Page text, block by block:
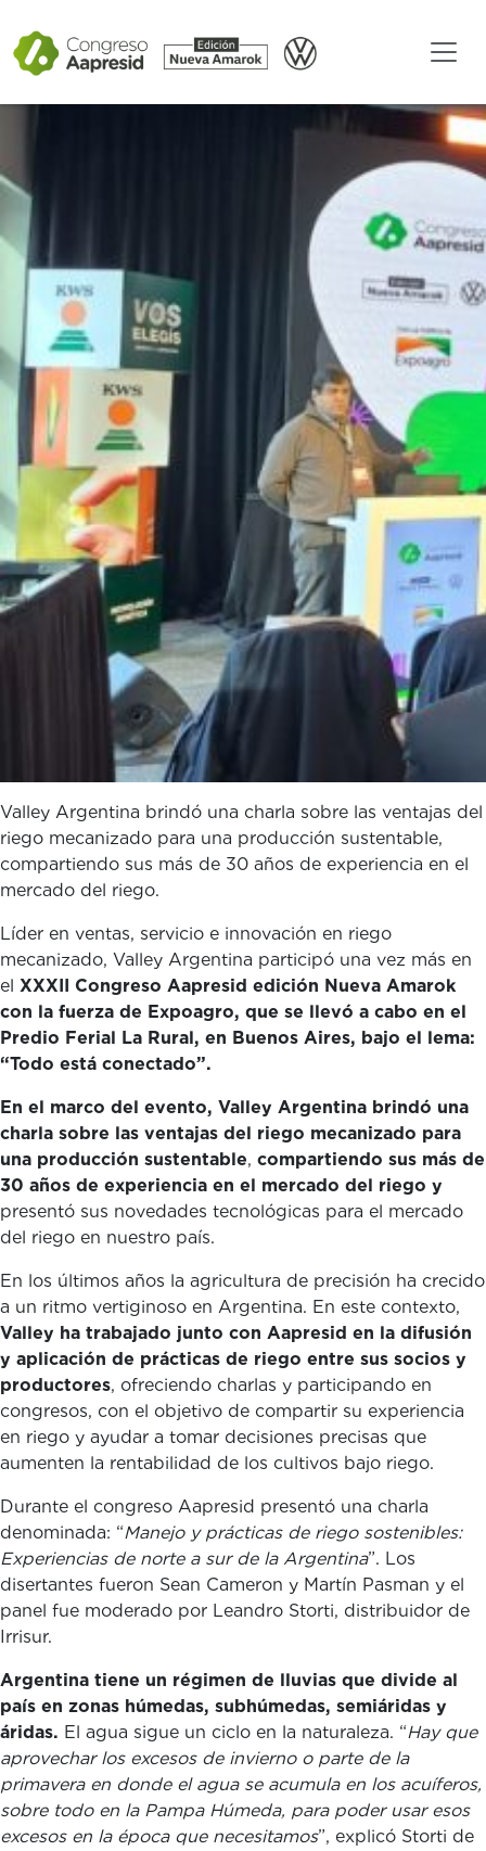
Valley Argentina brindó una charla sobre las ventajas del
riego mecanizado para una producción sustentable,
compartiendo sus más de 30 años de experiencia en el
mercado del riego.
Líder en ventas, servicio e innovación en riego
mecanizado, Valley Argentina participó una vez más en
el XXXII Congreso Aapresid edición Nueva Amarok
con la fuerza de Expoagro, que se llevó a cabo en el
Predio Ferial La Rural, en Buenos Aires, bajo el lema:
“Todo está conectado”.
En el marco del evento, Valley Argentina brindó una
charla sobre las ventajas del riego mecanizado para
una producción sustentable, compartiendo sus más de
30 años de experiencia en el mercado del riego y
presentó sus novedades tecnológicas para el mercado
del riego en nuestro país.
En los últimos años la agricultura de precisión ha crecido
a un ritmo vertiginoso en Argentina. En este contexto,
Valley ha trabajado junto con Aapresid en la difusión
y aplicación de prácticas de riego entre sus socios y
productores, ofreciendo charlas y participando en
congresos, con el objetivo de compartir su experiencia
en riego y ayudar a tomar decisiones precisas que
aumenten la rentabilidad de los cultivos bajo riego.
Durante el congreso Aapresid presentó una charla
denominada: “Manejo y prácticas de riego sostenibles:
Experiencias de norte a sur de la Argentina”. Los
disertantes fueron Sean Cameron y Martín Pasman y el
panel fue moderado por Leandro Storti, distribuidor de
Irrisur.
Argentina tiene un régimen de lluvias que divide al
país en zonas húmedas, subhúmedas, semiáridas y
áridas. El agua sigue un ciclo en la naturaleza. “Hay que
aprovechar los excesos de invierno o parte de la
primavera en donde el agua se acumula en los acuíferos,
sobre todo en la Pampa Húmeda, para poder usar esos
excesos en la época que necesitamos”, explicó Storti de